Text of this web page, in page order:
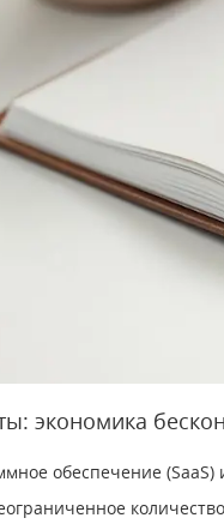
экономика
обеспечение